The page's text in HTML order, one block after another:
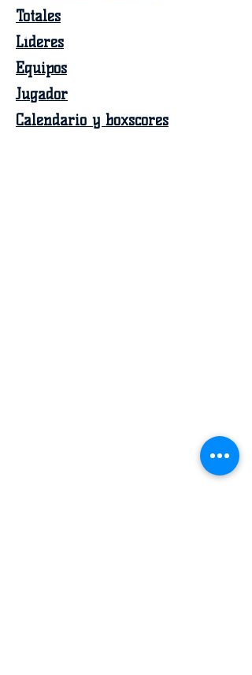
Totales
Líderes
Equipos
Jugador
Calendario y boxscores